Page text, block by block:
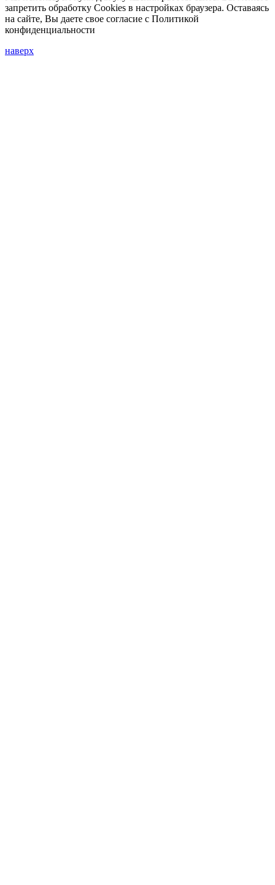
запретить обработку Cookies в настройках браузера. Оставаясь
на сайте, Вы даете свое согласие с Политикой
конфиденциальности
наверх